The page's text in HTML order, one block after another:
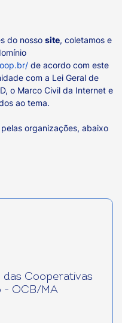
do nosso site, coletamos e
de acordo com este
com a Lei Geral de
o Marco Civil da Internet e
ao tema.
organizações, abaixo
das Cooperativas
- OCB/MA